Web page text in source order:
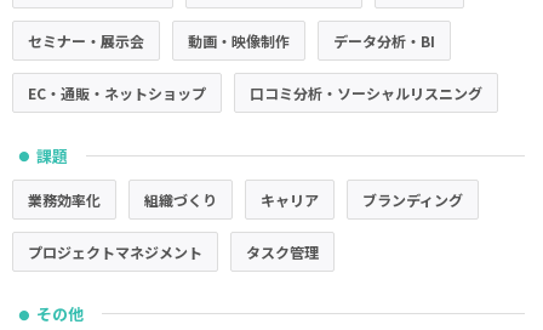
セミナー・展示会 動画・映像制作 データ分析・BI
EC・通販・ネットショップ 口コミ分析・ソーシャルリスニング
● 課題
業務効率化 組織づくり キャリア ブランディング
プロジェクトマネジメント タスク管理
● その他